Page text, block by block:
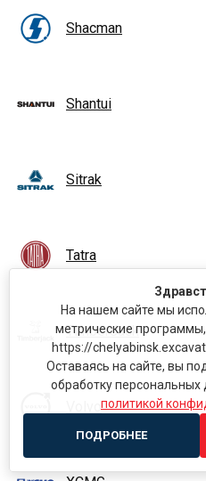
Shacman
Shantui
Sitrak
Tatra
TimberJack
Volvo
На нашем сайте мы
метрические
https://
Оставаясь на сайте, вы
обработку персональных
политикой
ПОДРОБНЕЕ